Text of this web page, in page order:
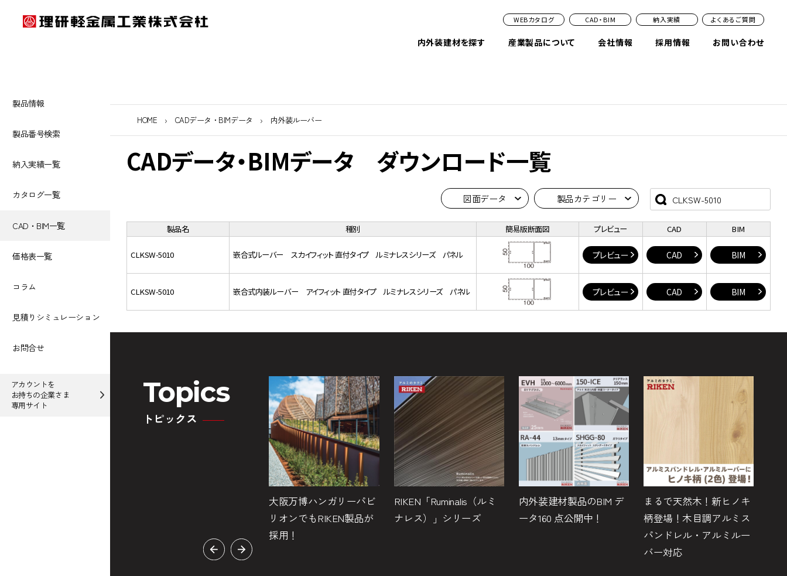
内外装建材を探す 産業製品について 会社情報 採用情報 お問い合わせ
WEBカタログ CAD・BIM 納入実績 よくあるご質問
製品情報
製品番号検索
納入実績一覧
カタログ一覧
CAD・BIM一覧
価格表一覧
コラム
見積りシミュレーション
お問合せ
アカウントを
お持ちの企業さま
専用サイト
HOME CADデータ・BIMデータ 内外装ルーバー
CADデータ・BIMデータ ダウンロード一覧
図面データ 製品カテゴリー
製品名 種別 簡易版断面図 プレビュー CAD BIM
CLKSW-5010 嵌合式ルーバー スカイフィット 直付タイプ ルミナレスシリーズ パネル プレビュー CAD BIM
CLKSW-5010 嵌合式内装ルーバー アイフィット 直付タイプ ルミナレスシリーズ パネル プレビュー CAD BIM
Topics
トピックス
大阪万博ハンガリーパビ
リオンでもRIKEN製品が
採用！
RIKEN「Ruminalis（ルミ
ナレス）」シリーズ
内外装建材製品のBIM デ
ータ160 点公開中！
まるで天然木！新ヒノキ
柄登場！木目調アルミス
パンドレル・アルミルー
バー対応